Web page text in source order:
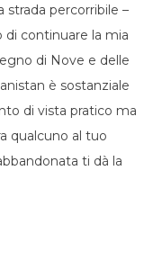
strada percorribile –
di continuare la mia
di Nove e delle
è sostanziale
di vista pratico ma
qualcuno al tuo
ti dà la